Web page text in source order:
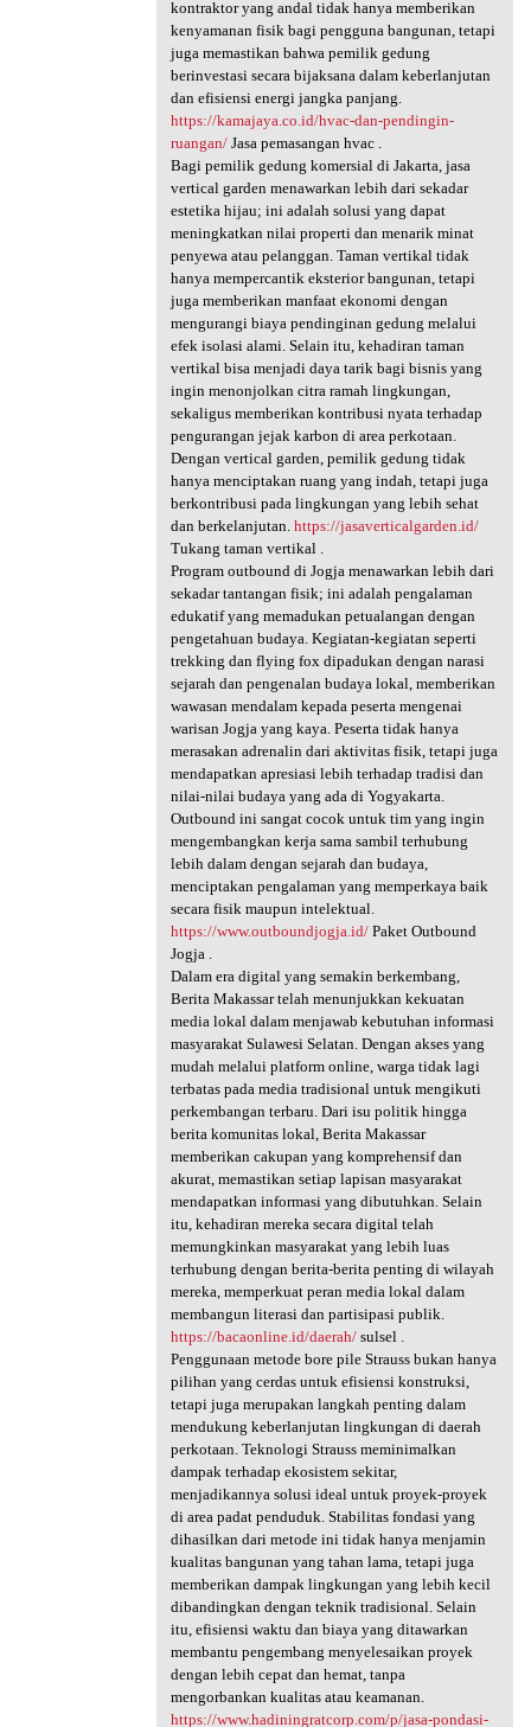
kontraktor yang andal tidak hanya memberikan
kenyamanan fisik bagi pengguna bangunan, tetapi
juga memastikan bahwa pemilik gedung
berinvestasi secara bijaksana dalam keberlanjutan
dan efisiensi energi jangka panjang.
https://kamajaya.co.id/hvac-dan-pendingin-
ruangan/Jasa pemasangan hvac .
Bagi pemilik gedung komersial di Jakarta, jasa
vertical garden menawarkan lebih dari sekadar
estetika hijau; ini adalah solusi yang dapat
meningkatkan nilai properti dan menarik minat
penyewa atau pelanggan. Taman vertikal tidak
hanya mempercantik eksterior bangunan, tetapi
juga memberikan manfaat ekonomi dengan
mengurangi biaya pendinginan gedung melalui
efek isolasi alami. Selain itu, kehadiran taman
vertikal bisa menjadi daya tarik bagi bisnis yang
ingin menonjolkan citra ramah lingkungan,
sekaligus memberikan kontribusi nyata terhadap
pengurangan jejak karbon di area perkotaan.
Dengan vertical garden, pemilik gedung tidak
hanya menciptakan ruang yang indah, tetapi juga
berkontribusi pada lingkungan yang lebih sehat
dan berkelanjutan. https://jasaverticalgarden.id/
Tukang taman vertikal .
Program outbound di Jogja menawarkan lebih dari
sekadar tantangan fisik; ini adalah pengalaman
edukatif yang memadukan petualangan dengan
pengetahuan budaya. Kegiatan-kegiatan seperti
trekking dan flying fox dipadukan dengan narasi
sejarah dan pengenalan budaya lokal, memberikan
wawasan mendalam kepada peserta mengenai
warisan Jogja yang kaya. Peserta tidak hanya
merasakan adrenalin dari aktivitas fisik, tetapi juga
mendapatkan apresiasi lebih terhadap tradisi dan
nilai-nilai budaya yang ada di Yogyakarta.
Outbound ini sangat cocok untuk tim yang ingin
mengembangkan kerja sama sambil terhubung
lebih dalam dengan sejarah dan budaya,
menciptakan pengalaman yang memperkaya baik
secara fisik maupun intelektual.
https://www.outboundjogja.id/Paket Outbound
Jogja .
Dalam era digital yang semakin berkembang,
Berita Makassar telah menunjukkan kekuatan
media lokal dalam menjawab kebutuhan informasi
masyarakat Sulawesi Selatan. Dengan akses yang
mudah melalui platform online, warga tidak lagi
terbatas pada media tradisional untuk mengikuti
perkembangan terbaru. Dari isu politik hingga
berita komunitas lokal, Berita Makassar
memberikan cakupan yang komprehensif dan
akurat, memastikan setiap lapisan masyarakat
mendapatkan informasi yang dibutuhkan. Selain
itu, kehadiran mereka secara digital telah
memungkinkan masyarakat yang lebih luas
terhubung dengan berita-berita penting di wilayah
mereka, memperkuat peran media lokal dalam
membangun literasi dan partisipasi publik.
https://bacaonline.id/daerah/sulsel .
Penggunaan metode bore pile Strauss bukan hanya
pilihan yang cerdas untuk efisiensi konstruksi,
tetapi juga merupakan langkah penting dalam
mendukung keberlanjutan lingkungan di daerah
perkotaan. Teknologi Strauss meminimalkan
dampak terhadap ekosistem sekitar,
menjadikannya solusi ideal untuk proyek-proyek
di area padat penduduk. Stabilitas fondasi yang
dihasilkan dari metode ini tidak hanya menjamin
kualitas bangunan yang tahan lama, tetapi juga
memberikan dampak lingkungan yang lebih kecil
dibandingkan dengan teknik tradisional. Selain
itu, efisiensi waktu dan biaya yang ditawarkan
membantu pengembang menyelesaikan proyek
dengan lebih cepat dan hemat, tanpa
mengorbankan kualitas atau keamanan.
https://www.hadiningratcorp.com/p/jasa-pondasi-